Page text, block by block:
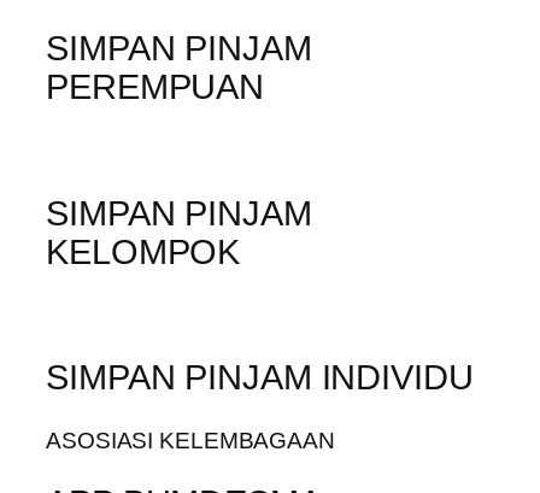
SIMPAN PINJAM
PEREMPUAN
SIMPAN PINJAM
KELOMPOK
SIMPAN PINJAM INDIVIDU
ASOSIASI KELEMBAGAAN